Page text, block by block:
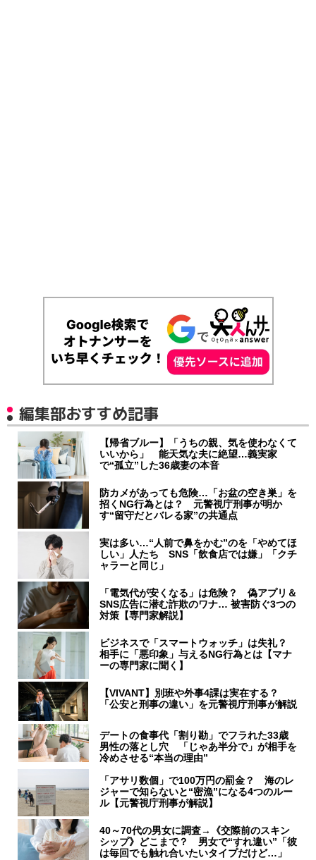
編集部おすすめ記事
【帰省ブルー】「うちの親、気を使わなくて
いいから」 能天気な夫に絶望…義実家
で“孤立”した36歳妻の本音
防カメがあっても危険…「お盆の空き巣」を
招くNG行為とは？ 元警視庁刑事が明か
す“留守だとバレる家”の共通点
実は多い…“人前で鼻をかむ”のを「やめてほ
しい」人たち SNS「飲食店では嫌」「クチ
ャラーと同じ」
「電気代が安くなる」は危険？ 偽アプリ＆
SNS広告に潜む詐欺のワナ… 被害防ぐ3つの
対策【専門家解説】
ビジネスで「スマートウォッチ」は失礼？
相手に「悪印象」与えるNG行為とは【マナ
ーの専門家に聞く】
【VIVANT】別班や外事4課は実在する？
「公安と刑事の違い」を元警視庁刑事が解説
デートの食事代「割り勘」でフラれた33歳
男性の落とし穴 「じゃあ半分で」が相手を
冷めさせる“本当の理由”
「アサリ数個」で100万円の罰金？ 海のレ
ジャーで知らないと“密漁”になる4つのルー
ル【元警視庁刑事が解説】
40～70代の男女に調査→《交際前のスキン
シップ》どこまで？ 男女で“すれ違い”「彼
は毎回でも触れ合いたいタイプだけど…」